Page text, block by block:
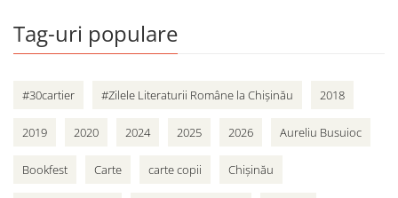
Tag-uri populare
#30cartier #Zilele Literaturii Române la Chișinău 2018
2019 2020 2024 2025 2026 Aureliu Busuioc
Bookfest Carte carte copii Chișinău